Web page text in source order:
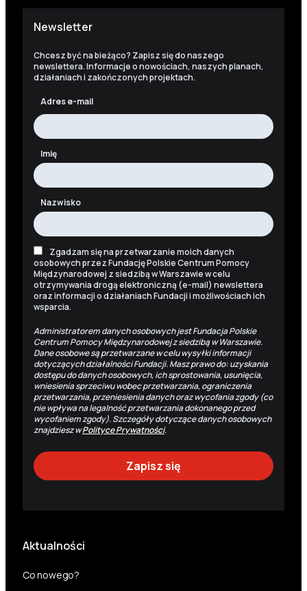
Newsletter
Chcesz być na bieżąco? Zapisz się do naszego
newslettera. Informacje o nowościach, naszych planach,
działaniach i zakończonych projektach.
Adres e-mail
Imię
Nazwisko
Zgadzam się na przetwarzanie moich danych
osobowych przez Fundację Polskie Centrum Pomocy
Międzynarodowej z siedzibą w Warszawie w celu
otrzymywania drogą elektroniczną (e-mail) newslettera
oraz informacji o działaniach Fundacji i możliwościach ich
wsparcia.
Administratorem danych osobowych jest Fundacja Polskie
Centrum Pomocy Międzynarodowej z siedzibą w Warszawie.
Dane osobowe są przetwarzane w celu wysyłki informacji
dotyczących działalności Fundacji. Masz prawo do: uzyskania
dostępu do danych osobowych, ich sprostowania, usunięcia,
wniesienia sprzeciwu wobec przetwarzania, ograniczenia
przetwarzania, przeniesienia danych oraz wycofania zgody (co
nie wpływa na legalność przetwarzania dokonanego przed
wycofaniem zgody). Szczegóły dotyczące danych osobowych
znajdziesz wPolityce Prywatności.
Aktualności
Co nowego?